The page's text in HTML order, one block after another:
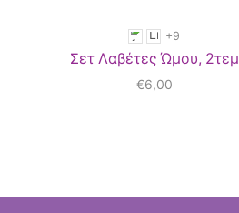
+9
Σετ Λαβέτες Ώμου, 2τεμ
€6,00